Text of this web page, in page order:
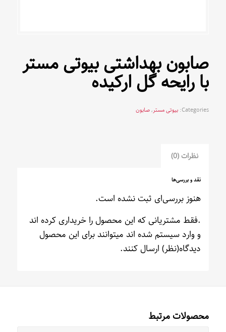
صابون بهداشتی بیوتی مستر
با رایحه گل ارکیده
Categories: بیوتی مستر,صابون
نظرات (0)
نقد و بررسی‌ها
هنوز بررسی‌ای ثبت نشده است.
.فقط مشتریانی که این محصول را خریداری کرده اند
و وارد سیستم شده اند میتوانند برای این محصول
دیدگاه(نظر) ارسال کنند.
محصولات مرتبط